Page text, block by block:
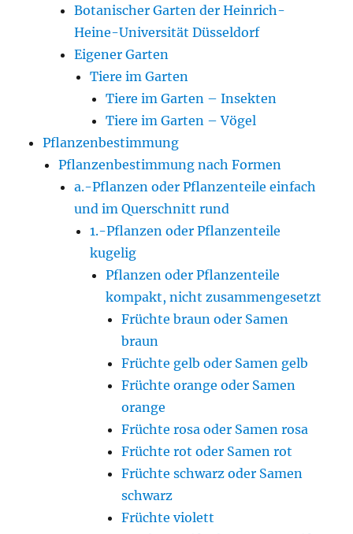
Botanischer Garten der Heinrich-
Heine-Universität Düsseldorf
Eigener Garten
Tiere im Garten
Tiere im Garten – Insekten
Tiere im Garten – Vögel
Pflanzenbestimmung
Pflanzenbestimmung nach Formen
a.-Pflanzen oder Pflanzenteile einfach
und im Querschnitt rund
1.-Pflanzen oder Pflanzenteile
kugelig
Pflanzen oder Pflanzenteile
kompakt, nicht zusammengesetzt
Früchte braun oder Samen
braun
Früchte gelb oder Samen gelb
Früchte orange oder Samen
orange
Früchte rosa oder Samen rosa
Früchte rot oder Samen rot
Früchte schwarz oder Samen
schwarz
Früchte violett